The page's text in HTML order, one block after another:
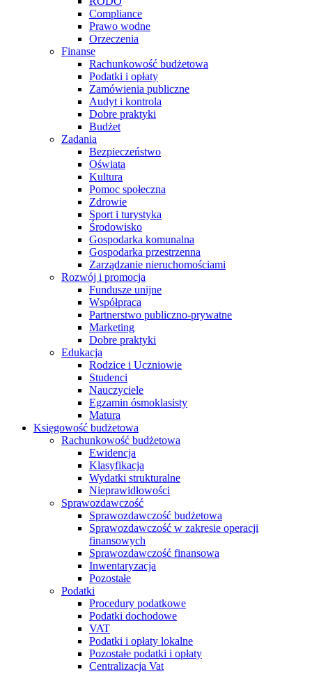
Compliance
Prawo wodne
Orzeczenia
Finanse
Rachunkowość budżetowa
Podatki i opłaty
Zamówienia publiczne
Audyt i kontrola
Dobre praktyki
Budżet
Zadania
Bezpieczeństwo
Oświata
Kultura
Pomoc społeczna
Zdrowie
Sport i turystyka
Środowisko
Gospodarka komunalna
Gospodarka przestrzenna
Zarządzanie nieruchomościami
Rozwój i promocja
Fundusze unijne
Współpraca
Partnerstwo publiczno-prywatne
Marketing
Dobre praktyki
Edukacja
Rodzice i Uczniowie
Studenci
Nauczyciele
Egzamin ósmoklasisty
Matura
Księgowość budżetowa
Rachunkowość budżetowa
Ewidencja
Klasyfikacja
Wydatki strukturalne
Nieprawidłowości
Sprawozdawczość
Sprawozdawczość budżetowa
Sprawozdawczość w zakresie operacji
finansowych
Sprawozdawczość finansowa
Inwentaryzacja
Pozostałe
Podatki
Procedury podatkowe
Podatki dochodowe
VAT
Podatki i opłaty lokalne
Pozostałe podatki i opłaty
Centralizacja Vat